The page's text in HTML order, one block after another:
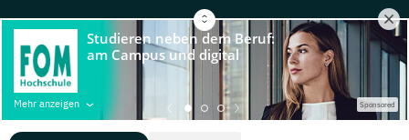
Mehr anzeigen Sponsored
© Copyright 2026, TarGroup Media GmbH
Impressum
uns
Datenschutzerklärung Nutzungsbedingungen